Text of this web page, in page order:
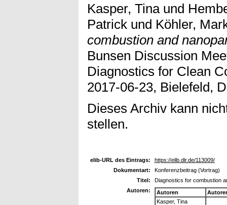
Kasper, Tinaund
Patrick und Köhler,
combustion and
Bunsen Discussion
Diagnostics for Clean
2017-06-23, Bielefeld,
Dieses Archiv kann
stellen.
elib-URL des Eintrags:
https://elib.dlr.de/113009/
Dokumentart:
Konferenzbeitrag (Vortrag)
Titel:
Diagnostics for combustion
Autoren:
Autoren
Kasper, Tina